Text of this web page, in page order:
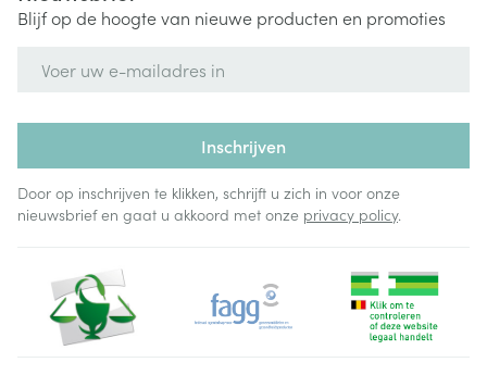
Blijf op de hoogte van nieuwe producten en promoties
Inschrijven
Door op inschrijven te klikken, schrijft u zich in voor onze
nieuwsbrief en gaat u akkoord met onze privacy policy.